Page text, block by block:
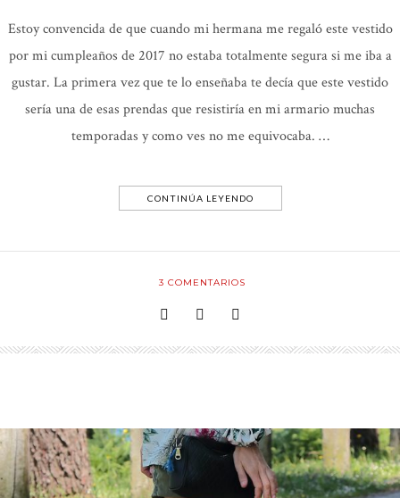
Estoy convencida de que cuando mi hermana me regaló este vestido
por mi cumpleaños de 2017 no estaba totalmente segura si me iba a
gustar. La primera vez que te lo enseñaba te decía que este vestido
sería una de esas prendas que resistiría en mi armario muchas
temporadas y como ves no me equivocaba. …
CONTINÚA LEYENDO
3 COMENTARIOS